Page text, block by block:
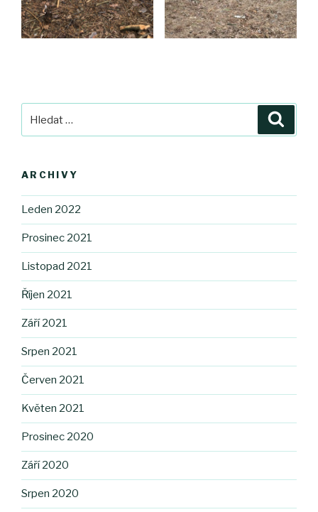
ARCHIVY
Leden 2022
Prosinec 2021
Listopad 2021
Říjen 2021
Září 2021
Srpen 2021
Červen 2021
Květen 2021
Prosinec 2020
Září 2020
Srpen 2020